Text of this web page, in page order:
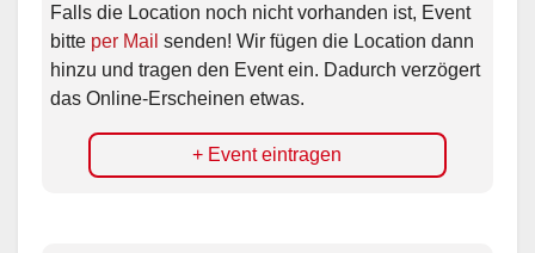
Falls die Location noch nicht vorhanden ist, Event
bitte per Mail senden! Wir fügen die Location dann
hinzu und tragen den Event ein. Dadurch verzögert
das Online-Erscheinen etwas.
+ Event eintragen